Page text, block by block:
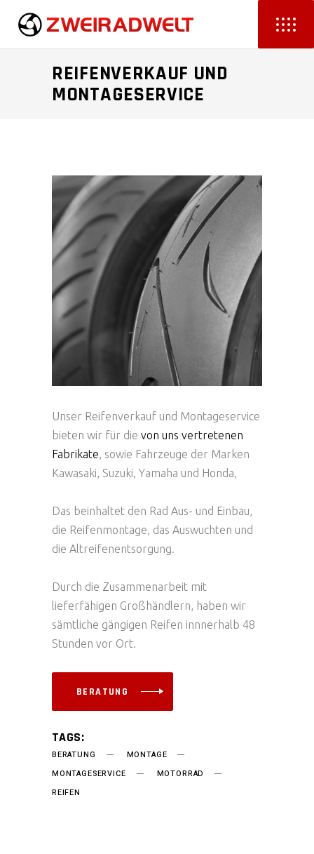
REIFENVERKAUF UND
MONTAGESERVICE
Unser Reifenverkauf und Montageservice
bieten wir für die von uns vertretenen
Fabrikate, sowie Fahrzeuge der Marken
Kawasaki, Suzuki, Yamaha und Honda,
Das beinhaltet den Rad Aus- und Einbau,
die Reifenmontage, das Auswuchten und
die Altreifenentsorgung.
Durch die Zusammenarbeit mit
lieferfähigen Großhändlern, haben wir
sämtliche gängigen Reifen innnerhalb 48
Stunden vor Ort.
BERATUNG
TAGS:
BERATUNG
MONTAGE
MONTAGESERVICE
MOTORRAD
REIFEN